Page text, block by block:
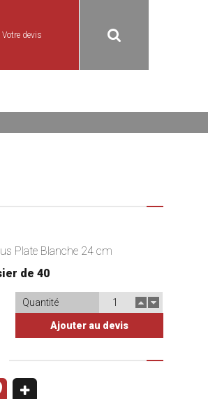
Votre devis
Plate Blanche 24 cm
de 40
Quantité
Ajouter au devis